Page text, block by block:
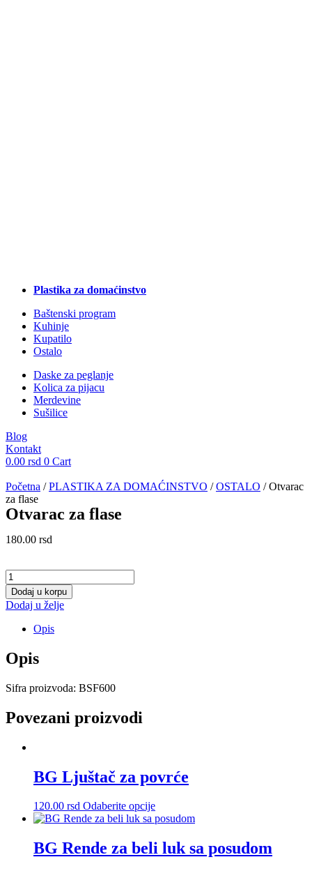
Plastika za domaćinstvo
Baštenski program
Kuhinje
Kupatilo
Ostalo
Daske za peglanje
Kolica za pijacu
Merdevine
Sušilice
Blog
Kontakt
0.00 rsd 0 Cart
Početna /PLASTIKA ZA DOMAĆINSTVO /OSTALO / Otvarac
za flase
Otvarac za flase
180.00 rsd
Otvarac
za
flase
količina
Dodaj u korpu
Dodaj u želje
Opis
Opis
Sifra proizvoda: BSF600
Povezani proizvodi
BG Ljuštač za povrće
120.00 rsd Odaberite opcijeOvaj
proizvod
više
varijanti.
BG Rende za beli luk sa posudom